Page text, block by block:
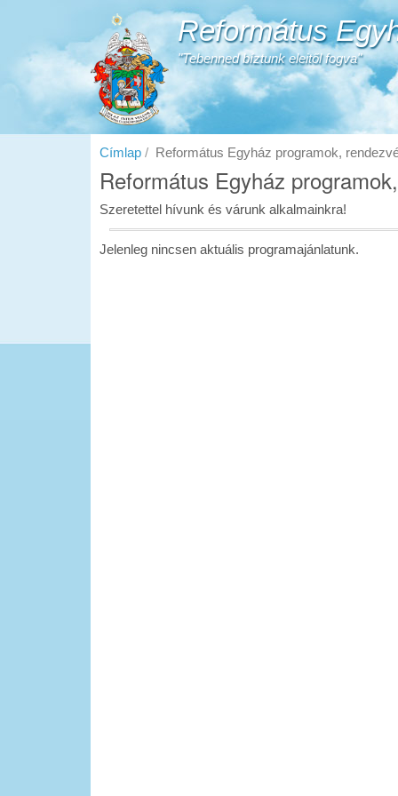
tartalomra
Református
"Tebenned bíztunk eleitől fogva"
Címlap Református Egyház programok,
Református Egyház
Szeretettel hívunk és várunk alkalmainkra!
Jelenleg nincsen aktuális programajánlatunk.